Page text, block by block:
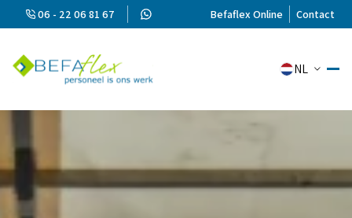
06 - 22 06 81 67 Befaflex Online Contact
NL